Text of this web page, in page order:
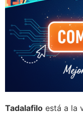
Tadalafilo está a la